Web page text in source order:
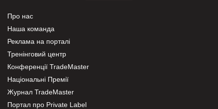
Про нас
Наша команда
Реклама на порталі
Тренінговий центр
Конференції TradeMaster
Національні Премії
Журнал TradeMaster
Портал про Private Label